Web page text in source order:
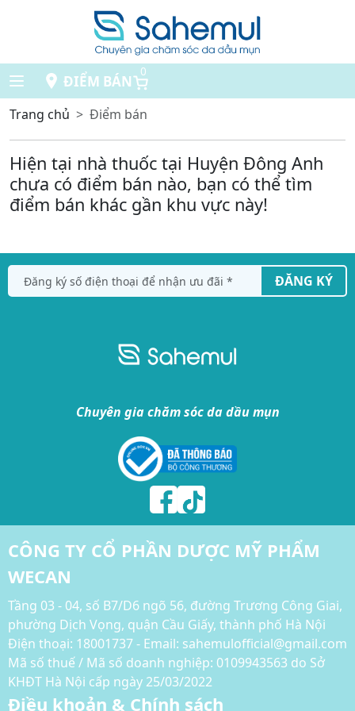
ĐIỂM BÁN
0
Trang chủ Điểm bán
Hiện tại nhà thuốc tại Huyện Đông Anh
chưa có điểm bán nào, bạn có thể tìm
điểm bán khác gần khu vực này!
ĐĂNG KÝ
Chuyên gia chăm sóc da dầu mụn
CÔNG TY CỔ PHẦN DƯỢC MỸ PHẨM
WECAN
Tầng 03 - 04, số B7/D6 ngõ 56, đường Trương Công Giai,
phường Dịch Vọng, quận Cầu Giấy, thành phố Hà Nội
Điện thoại: 18001737 - Email: sahemulofficial@gmail.com
Mã số thuế / Mã số doanh nghiệp: 0109943563 do Sở
KHĐT Hà Nội cấp ngày 25/03/2022
Điều khoản & Chính sách